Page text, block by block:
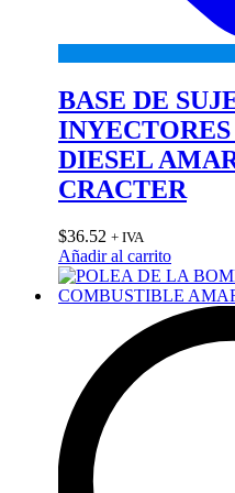
BASE DE
DIESEL
CRACTER
$36.52 + IVA
Añadir al carrito